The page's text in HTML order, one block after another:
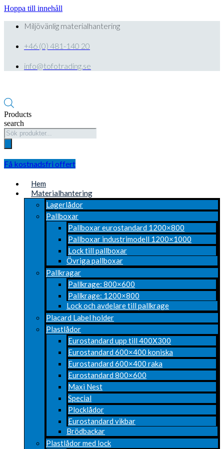
Hoppa till innehåll
Miljövänlig materialhantering
+46 (0) 481-140 20
info@tofotrading.se
Products
search
Få kostnadsfri offert
Hem
Materialhantering
Lagerlådor
Pallboxar
Pallboxar eurostandard 1200×800
Pallboxar industrimodell 1200×1000
Lock till pallboxar
Övriga pallboxar
Pallkragar
Pallkrage: 800×600
Pallkrage: 1200×800
Lock och avdelare till pallkrage
Placard Label holder
Plastlådor
Eurostandard upp till 400X300
Eurostandard 600×400 koniska
Eurostandard 600×400 raka
Eurostandard 800×600
Maxi Nest
Special
Plocklådor
Eurostandard vikbar
Brödbackar
Plastlådor med lock